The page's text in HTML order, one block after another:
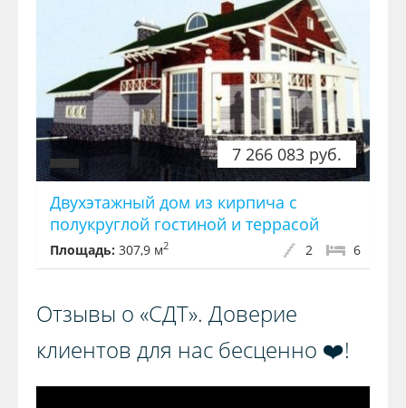
7 266 083 руб.
Двухэтажный дом из кирпича с
полукруглой гостиной и террасой
Площадь: 307,9 м2 6
2
Отзывы о «СДТ». Доверие
клиентов для нас бесценно ❤️!